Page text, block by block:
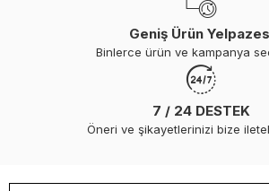
Geniş Ürün
Binlerce ürün ve kampanya
7 / 24 DESTEK
Öneri ve şikayetlerinizi bize